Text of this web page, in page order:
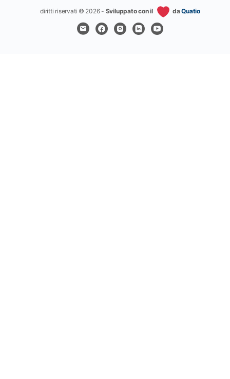
diritti riservati © 2026 - Sviluppato con il daQuatio